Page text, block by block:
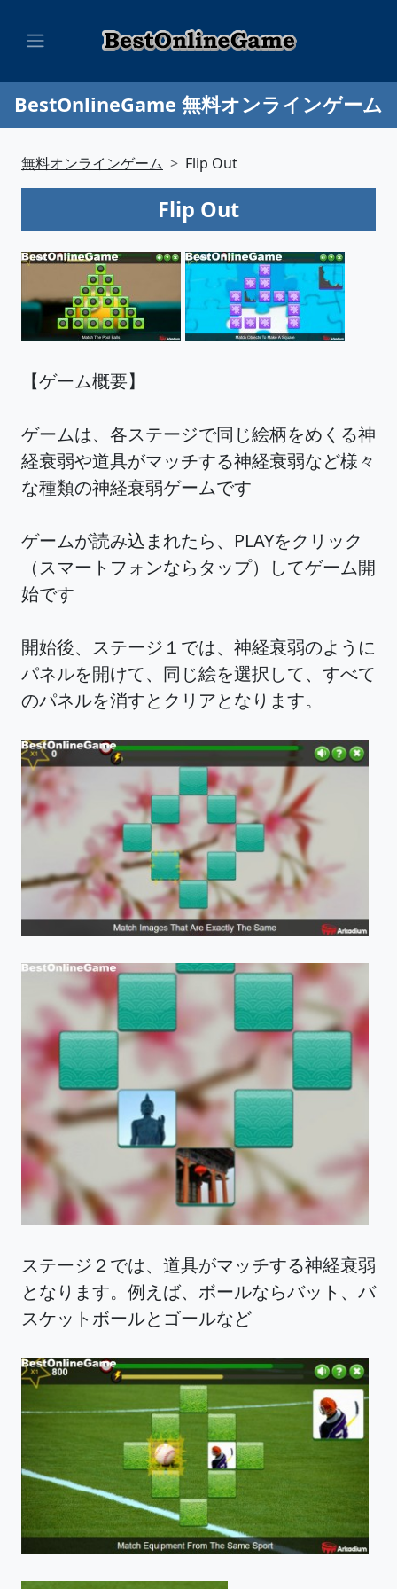
BestOnlineGame 無料オンラインゲーム
無料オンラインゲーム Flip Out
Flip Out
【ゲーム概要】
ゲームは、各ステージで同じ絵柄をめくる神
経衰弱や道具がマッチする神経衰弱など様々
な種類の神経衰弱ゲームです
ゲームが読み込まれたら、PLAYをクリック
（スマートフォンならタップ）してゲーム開
始です
開始後、ステージ１では、神経衰弱のように
パネルを開けて、同じ絵を選択して、すべて
のパネルを消すとクリアとなります。
ステージ２では、道具がマッチする神経衰弱
となります。例えば、ボールならバット、バ
スケットボールとゴールなど